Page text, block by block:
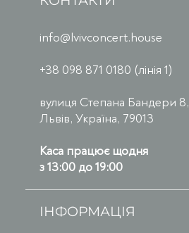
info@lvivconcert.house
+38 098 871 0180 (лінія 1)
вулиця Степана Бандери 8,
Львів, Україна, 79013
Каса працює щодня
з 13:00 до 19:00
ІНФОРМАЦІЯ